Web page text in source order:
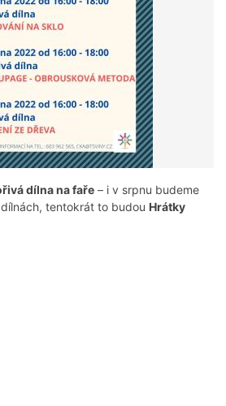
dílna na faře – i v srpnu budeme
tentokrát to budou Hrátky